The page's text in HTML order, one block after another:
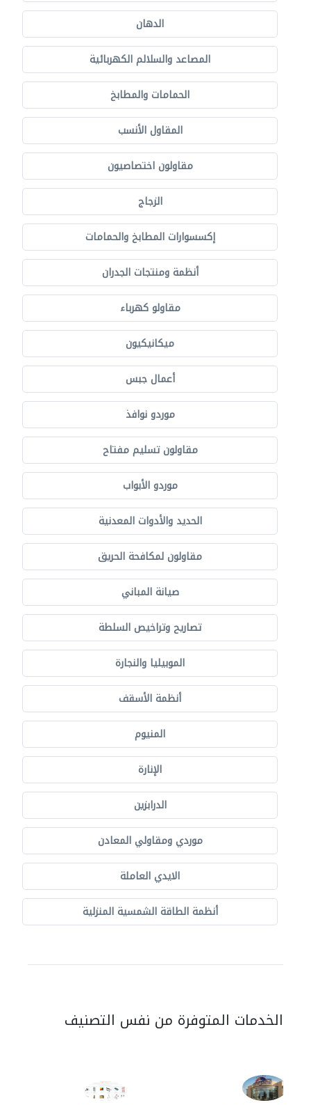
الدهان
المصاعد والسلالم الكهربائية
الحمامات والمطابخ
المقاول الأنسب
مقاولون اختصاصيون
الزجاج
إكسسوارات المطابخ والحمامات
أنظمة ومنتجات الجدران
مقاولو كهرباء
ميكانيكيون
أعمال جبس
موردو نوافذ
مقاولون تسليم مفتاح
موردو الأبواب
الحديد والأدوات المعدنية
مقاولون لمكافحة الحريق
صيانة المباني
تصاريح وتراخيص السلطة
الموبيليا والنجارة
أنظمة الأسقف
المنيوم
الإنارة
الدرابزين
موردي ومقاولي المعادن
الايدي العاملة
أنظمة الطاقة الشمسية المنزلية
الخدمات المتوفرة من نفس التصنيف